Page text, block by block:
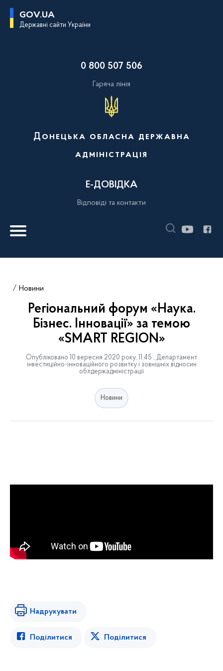
GOV.UA
Державні сайти України
0 800 507 506
Гаряча лінія
Донецька обласна державна
адміністрація
Е-ДОВІДКА
Відповіді та контакти
Новини
Регіональний форум «Наука.
Бізнес. Інновації» за темою
«SMART REGION»
Опубліковано 10 вересня 2020 року, 11:45 , Департамент
інвестиційно-інноваційного розвитку і зовнішніх відносин
облдержадміністрації
Новини
Надрукувати
Поділитися Поділитися